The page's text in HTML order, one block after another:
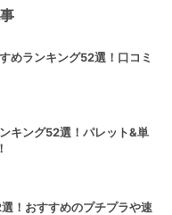
めランキング52選！口コミ
キング52選！パレット&単
！おすすめのプチプラや速